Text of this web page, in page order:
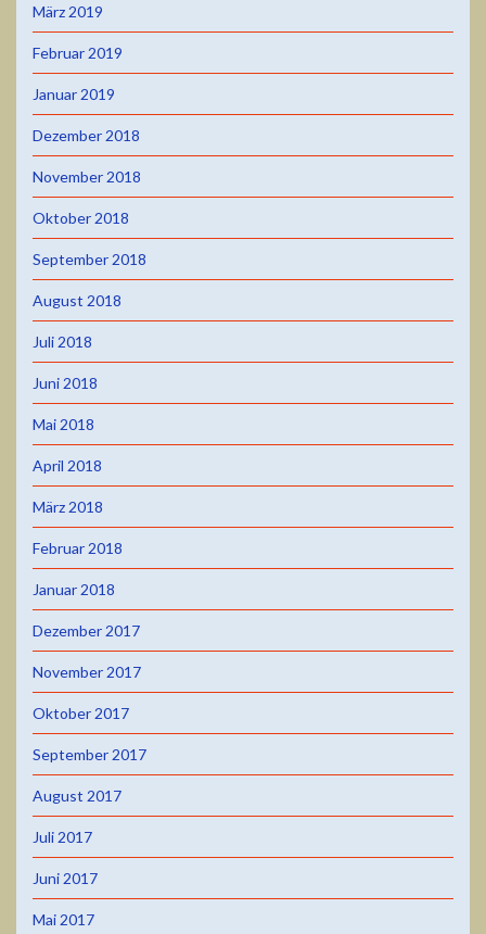
März 2019
Februar 2019
Januar 2019
Dezember 2018
November 2018
Oktober 2018
September 2018
August 2018
Juli 2018
Juni 2018
Mai 2018
April 2018
März 2018
Februar 2018
Januar 2018
Dezember 2017
November 2017
Oktober 2017
September 2017
August 2017
Juli 2017
Juni 2017
Mai 2017